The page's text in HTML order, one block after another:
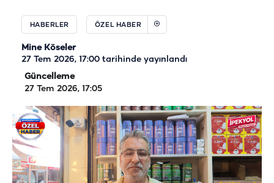
HABERLER ÖZEL HABER
Mine Köseler
27 Tem 2026, 17:00 tarihinde yayınlandı
Güncelleme
27 Tem 2026, 17:05